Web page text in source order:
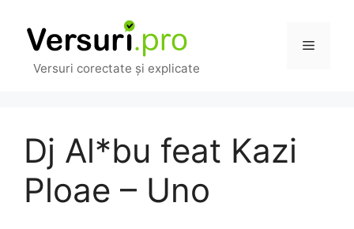
conținut
Versuri corectate și explicate
Meniu
Dj Al*bu feat Kazi
Ploae – Uno